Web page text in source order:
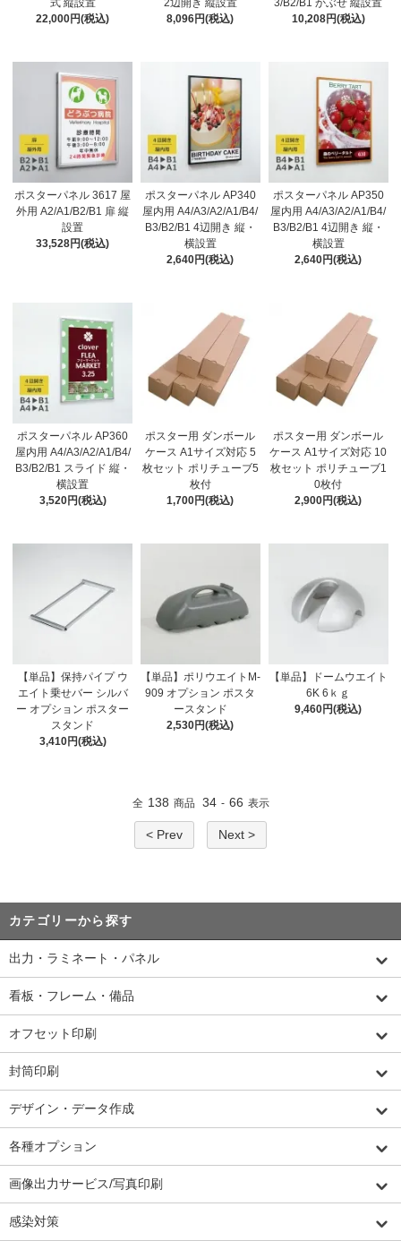
22,000円(税込)
8,096円(税込)
10,208円(税込)
ポスターパネル 3617 屋
外用 A2/A1/B2/B1 扉 縦
設置
33,528円(税込)
ポスターパネル AP340
屋内用 A4/A3/A2/A1/B4/
B3/B2/B1 4辺開き 縦・
横設置
2,640円(税込)
ポスターパネル AP350
屋内用 A4/A3/A2/A1/B4/
B3/B2/B1 4辺開き 縦・
横設置
2,640円(税込)
ポスターパネル AP360
屋内用 A4/A3/A2/A1/B4/
B3/B2/B1 スライド 縦・
横設置
3,520円(税込)
ポスター用 ダンボール
ケース A1サイズ対応 5
枚セット ポリチューブ5
枚付
1,700円(税込)
ポスター用 ダンボール
ケース A1サイズ対応 10
枚セット ポリチューブ1
0枚付
2,900円(税込)
【単品】保持パイプ ウ
エイト乗せバー シルバ
ー オプション ポスター
スタンド
3,410円(税込)
【単品】ポリウエイトM-
909 オプション ポスタ
ースタンド
2,530円(税込)
【単品】ドームウエイト
6K 6ｋｇ
9,460円(税込)
全 138 商品 34 - 66 表示
< Prev Next >
カテゴリーから探す
出力・ラミネート・パネル
看板・フレーム・備品
オフセット印刷
封筒印刷
デザイン・データ作成
各種オプション
画像出力サービス/写真印刷
感染対策